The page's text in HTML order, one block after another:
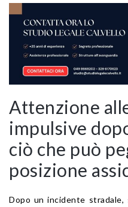
Attenzione
impulsive
ciò che può
posizione
Dopo un incidente